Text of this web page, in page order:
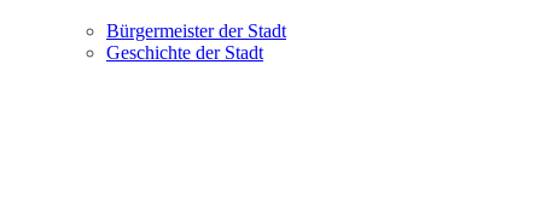
Bürgermeister der Stadt
Geschichte der Stadt